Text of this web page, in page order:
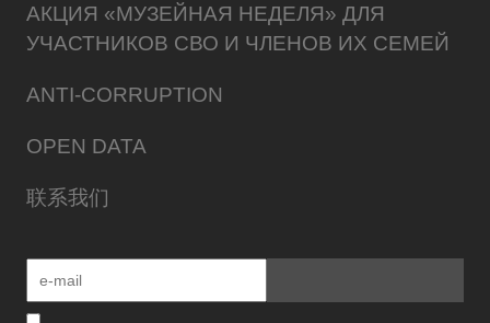
АКЦИЯ «МУЗЕЙНАЯ НЕДЕЛЯ» ДЛЯ
УЧАСТНИКОВ СВО И ЧЛЕНОВ ИХ СЕМЕЙ
ANTI-CORRUPTION
OPEN DATA
联系我们